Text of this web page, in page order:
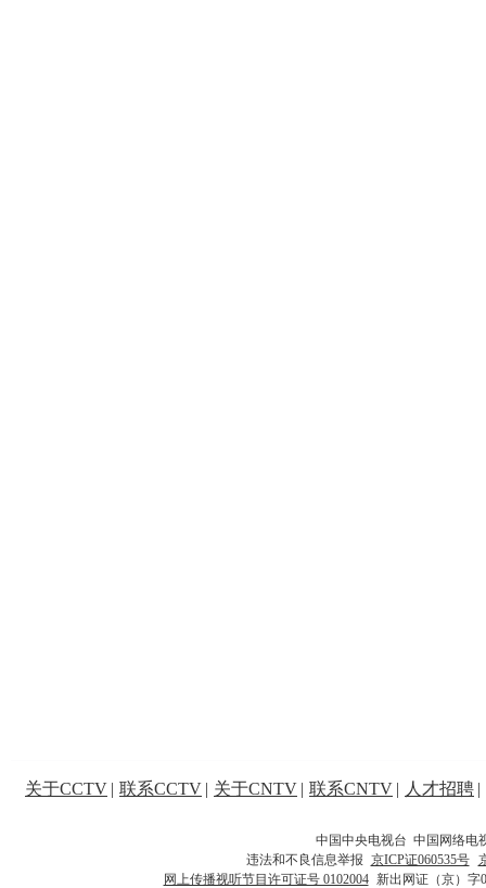
关于CCTV | 联系CCTV | 关于CNTV | 联系CNTV | 人才招聘 |
中国中央电视台 中国网络电
违法和不良信息举报 京ICP证060535号
网上传播视听节目许可证号 0102004 新出网证（京）